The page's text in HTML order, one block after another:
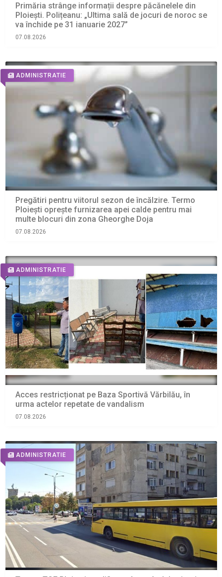
Primăria strânge informații despre păcănelele din
Ploiești. Polițeanu: „Ultima sală de jocuri de noroc se
va închide pe 31 ianuarie 2027”
07.08.2026
ADMINISTRATIE
Pregătiri pentru viitorul sezon de încălzire. Termo
Ploiești oprește furnizarea apei calde pentru mai
multe blocuri din zona Gheorghe Doja
07.08.2026
ADMINISTRATIE
Acces restricționat pe Baza Sportivă Vărbilău, în
urma actelor repetate de vandalism
07.08.2026
ADMINISTRATIE